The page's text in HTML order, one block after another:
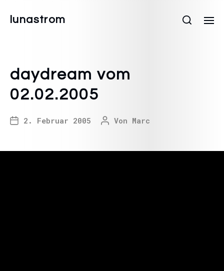
lunastrom
daydream vom
02.02.2005
2. Februar 2005 Von Marc